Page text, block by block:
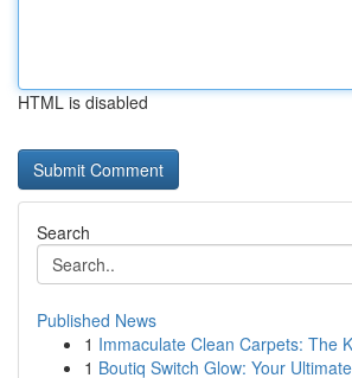
HTML is disabled
Search
Published News
1 Immaculate Clean Carpets: The
1 Boutiq Switch Glow: Your